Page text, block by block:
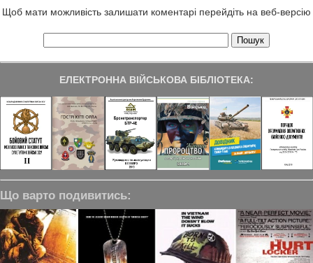
Щоб мати можливість залишати коментарі перейдіть на веб-версію
ЕЛЕКТРОННА ВІЙСЬКОВА БІБЛІОТЕКА:
Що варто подивитись: